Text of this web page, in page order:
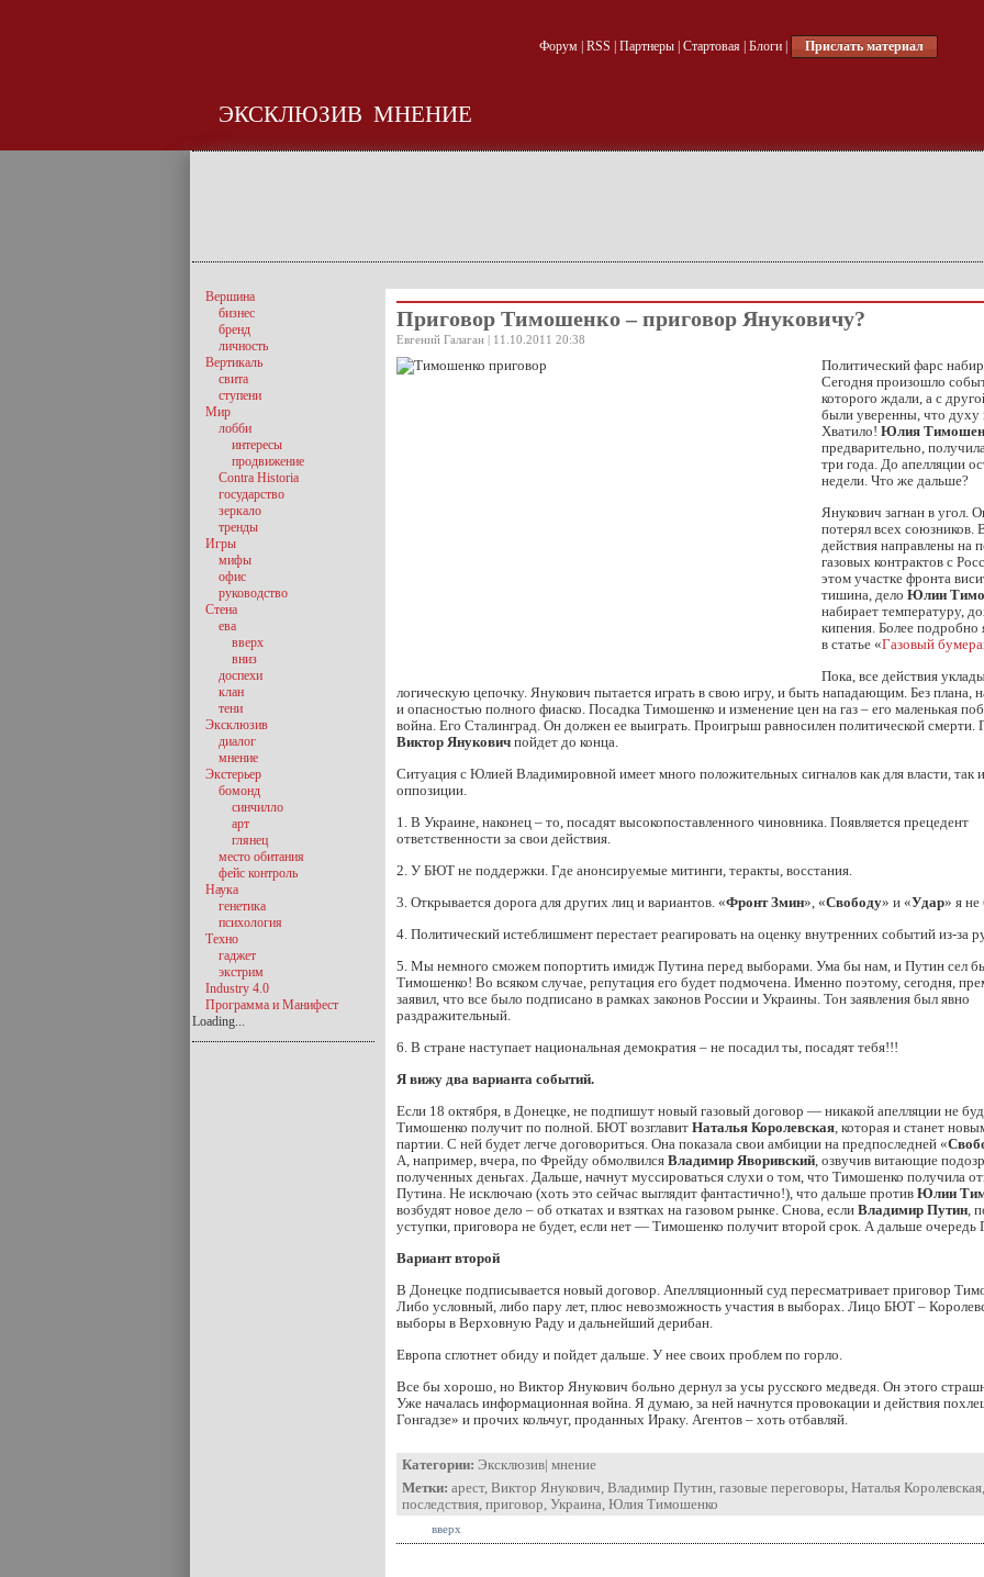
Форум| RSS Партнеры| Стартовая| Блоги| Прислать материал
ЭКСКЛЮЗИВ МНЕНИЕ
Приговор Тимошенко – приговор Януковичу?
Евгений Галаган | 11.10.2011 20:38
Политический фарс
Сегодня произошло
которого ждали, а с
были уверенны, что духу
Хватило! Юлия
предварительно,
три года. До апелляции
недели. Что же дальше?
Янукович загнан в угол.
потерял всех союзников.
действия направлены на
газовых контрактов с
этом участке фронта
тишина, дело Юлии
набирает температуру,
кипения. Более подробно
в статье «Газовый
Пока, все действия
логическую цепочку. Янукович пытается играть в свою игру, и быть нападающим. Без плана,
и опасностью полного фиаско. Посадка Тимошенко и изменение цен на газ – его маленькая
война. Его Сталинград. Он должен ее выиграть. Проигрыш равносилен политической смерти.
Виктор Янукович пойдет до конца.
Ситуация с Юлией Владимировной имеет много положительных сигналов как для власти, так
оппозиции.
1. В Украине, наконец – то, посадят высокопоставленного чиновника. Появляется прецедент
ответственности за свои действия.
2. У БЮТ не поддержки. Где анонсируемые митинги, теракты, восстания.
3. Открывается дорога для других лиц и вариантов. «Фронт Змин», «Свободу» и «Удар» я не
4. Политический истеблишмент перестает реагировать на оценку внутренних событий из-за
5. Мы немного сможем попортить имидж Путина перед выборами. Ума бы нам, и Путин сел
Тимошенко! Во всяком случае, репутация его будет подмочена. Именно поэтому, сегодня,
заявил, что все было подписано в рамках законов России и Украины. Тон заявления был явно
раздражительный.
6. В стране наступает национальная демократия – не посадил ты, посадят тебя!!!
Я вижу два варианта событий.
Если 18 октября, в Донецке, не подпишут новый газовый договор — никакой апелляции не
Тимошенко получит по полной. БЮТ возглавит Наталья Королевская, которая и станет
партии. С ней будет легче договориться. Она показала свои амбиции на предпоследней «
А, например, вчера, по Фрейду обмолвился Владимир Яворивский, озвучив витающие
полученных деньгах. Дальше, начнут муссироваться слухи о том, что Тимошенко получила
Путина. Не исключаю (хоть это сейчас выглядит фантастично!), что дальше против Юлии
возбудят новое дело – об откатах и взятках на газовом рынке. Снова, если Владимир Путин,
уступки, приговора не будет, если нет — Тимошенко получит второй срок. А дальше очередь
Вариант второй
В Донецке подписывается новый договор. Апелляционный суд пересматривает приговор
Либо условный, либо пару лет, плюс невозможность участия в выборах. Лицо БЮТ –
выборы в Верховную Раду и дальнейший дерибан.
Европа сглотнет обиду и пойдет дальше. У нее своих проблем по горло.
Все бы хорошо, но Виктор Янукович больно дернул за усы русского медведя. Он этого
Уже началась информационная война. Я думаю, за ней начнутся провокации и действия
Гонгадзе» и прочих кольчуг, проданных Ираку. Агентов – хоть отбавляй.
Категории: Эксклюзив| мнение
Метки: арест, Виктор Янукович, Владимир Путин, газовые переговоры, Наталья Королевская,
последствия, приговор, Украина, Юлия Тимошенко
вверх
Вершина
бизнес
бренд
личность
Вертикаль
свита
ступени
Мир
лобби
интересы
продвижение
Contra Historia
государство
зеркало
тренды
Игры
мифы
офис
руководство
Стена
ева
вверх
вниз
доспехи
клан
тени
Эксклюзив
диалог
мнение
Экстерьер
бомонд
синчилло
арт
глянец
место обитания
фейс контроль
Наука
генетика
психология
Техно
гаджет
экстрим
Industry 4.0
Программа и Манифест
Loading...